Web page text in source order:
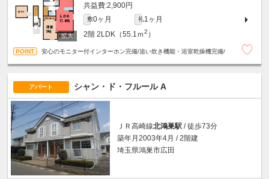
2,900円
敷0ヶ月 礼1ヶ月
2階 2LDK（55.1ｍ2 ）
安心のモニター付インターホン完備/追い炊き機能・浴室乾燥機完備/
アパート シャン・ド・フルール A
ＪＲ高崎線北鴻巣駅 / 徒歩73分
築年月2003年4月 / 2階建
埼玉県鴻巣市広田